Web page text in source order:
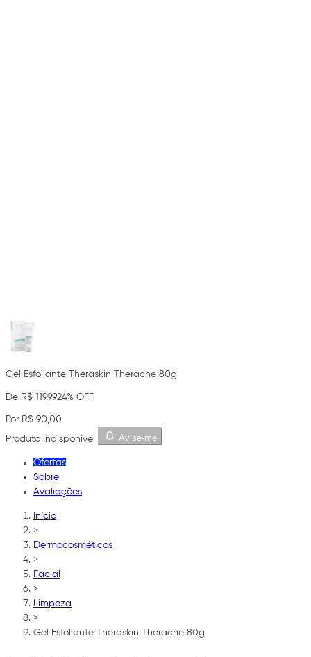
Gel Esfoliante Theraskin Theracne 80g
De R$ 119,9924% OFF
Por R$ 90,00
Produto indisponível
Avise-me
Ofertas
Sobre
Avaliações
Início
>
Dermocosméticos
>
Facial
>
Limpeza
>
Gel Esfoliante Theraskin Theracne 80g